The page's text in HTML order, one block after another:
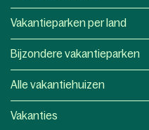
Vakantieparken per land
Bijzondere vakantieparken
Alle vakantiehuizen
Vakanties